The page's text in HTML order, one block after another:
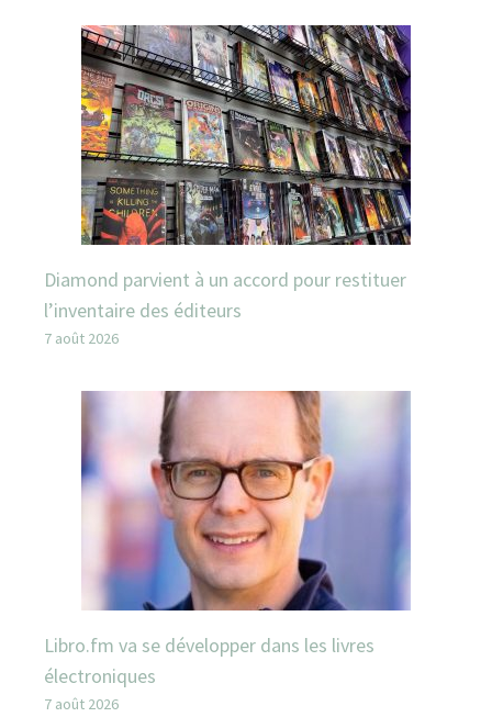
Diamond parvient à un accord pour restituer
l’inventaire des éditeurs
7 août 2026
Libro.fm va se développer dans les livres
électroniques
7 août 2026